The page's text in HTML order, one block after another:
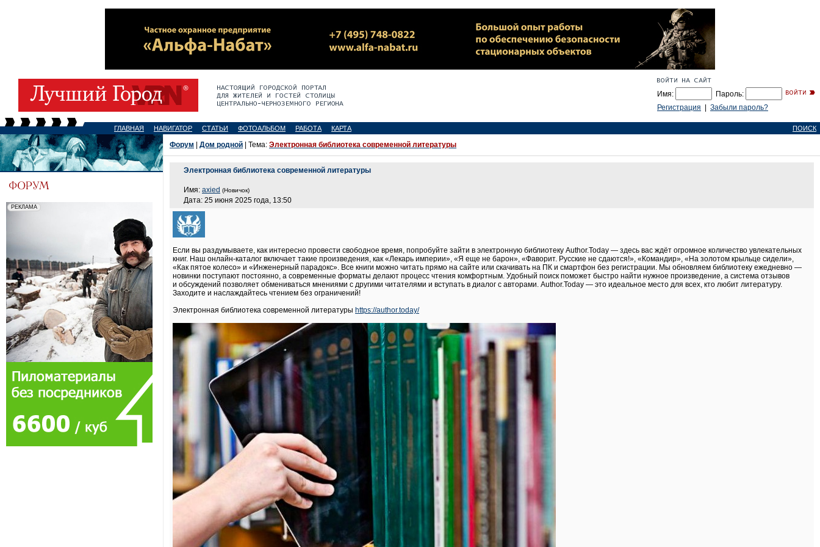
Имя:
Пароль:
Регистрация
Забыли пароль?
ГЛАВНАЯ НАВИГАТОР СТАТЬИ ФОТОАЛЬБОМ РАБОТА КАРТА ПОИСК
Форум Дом родной | Тема: Электронная библиотека современной литературы
Электронная библиотека современной литературы
Имя: axied (Новичок)
Дата: 25 июня 2025 года, 13:50
Если вы раздумываете, как интересно провести свободное время, попробуйте зайти в электронную библиотеку Author.Today — здесь вас ждёт огромное количество увлекательных
книг. Наш онлайн-каталог включает такие произведения, как «Лекарь империи», «Я еще не барон», «Фаворит. Русские не сдаются!», «Командир», «На золотом крыльце сидели»,
«Как пятое колесо» и «Инженерный парадокс». Все книги можно читать прямо на сайте или скачивать на ПК и смартфон без регистрации. Мы обновляем библиотеку ежедневно —
новинки поступают постоянно, а современные форматы делают процесс чтения комфортным. Удобный поиск поможет быстро найти нужное произведение, а система отзывов
и обсуждений позволяет обмениваться мнениями с другими читателями и вступать в диалог с авторами. Author.Today — это идеальное место для всех, кто любит литературу.
Заходите и наслаждайтесь чтением без ограничений!
Электронная библиотека современной литературы https://author.today/